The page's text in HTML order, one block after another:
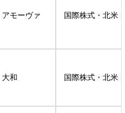
アモーヴァ 国際株式・北米
大和 国際株式・北米